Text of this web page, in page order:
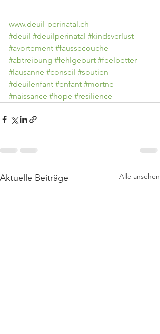
www.deuil-perinatal.ch
#deuil #deuilperinatal #kindsverlust
#avortement #faussecouche
#abtreibung #fehlgeburt #feelbetter
#lausanne #conseil #soutien
#deuilenfant #enfant #mortne
#naissance #hope #resilience
Aktuelle Beiträge Alle ansehen